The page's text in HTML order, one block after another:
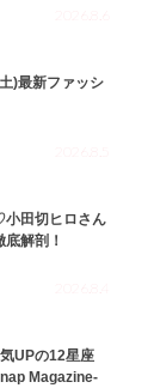
)最新ファッシ
田切ヒロさん
解剖！
UPの12星座
Magazine-